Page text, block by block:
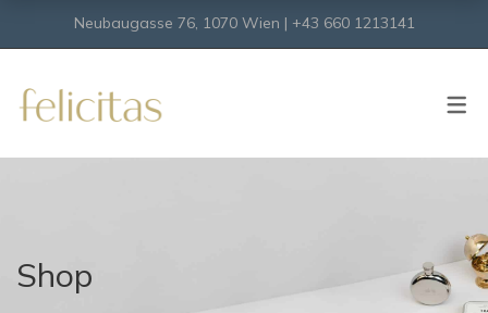
Neubaugasse 76, 1070 Wien | +43 660 1213141
Shop